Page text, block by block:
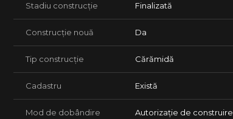
Stadiu construcție Finalizată
Construcție nouă Da
Tip construcție Cărămidă
Cadastru Există
Mod de dobândire Autorizație de construire